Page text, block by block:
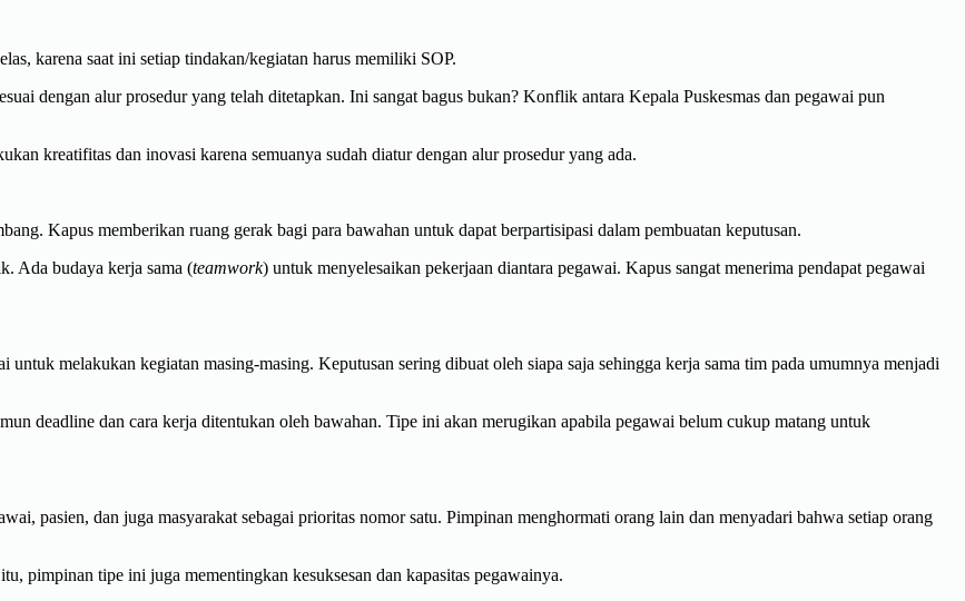
karena saat ini setiap tindakan/kegiatan harus memiliki SOP.
dengan alur prosedur yang telah ditetapkan. Ini sangat bagus bukan? Konflik antara Kepala Puskesmas dan pegawai pun
kreatifitas dan inovasi karena semuanya sudah diatur dengan alur prosedur yang ada.
Kapus memberikan ruang gerak bagi para bawahan untuk dapat berpartisipasi dalam pembuatan keputusan.
Ada budaya kerja sama (teamwork) untuk menyelesaikan pekerjaan diantara pegawai. Kapus sangat menerima pendapat pegawai
untuk melakukan kegiatan masing-masing. Keputusan sering dibuat oleh siapa saja sehingga kerja sama tim pada umumnya menjadi
deadline dan cara kerja ditentukan oleh bawahan. Tipe ini akan merugikan apabila pegawai belum cukup matang untuk
pasien, dan juga masyarakat sebagai prioritas nomor satu. Pimpinan menghormati orang lain dan menyadari bahwa setiap orang
pimpinan tipe ini juga mementingkan kesuksesan dan kapasitas pegawainya.